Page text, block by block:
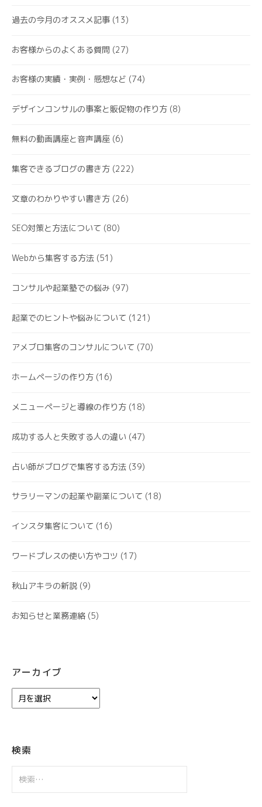
過去の今月のオススメ記事 (13)
お客様からのよくある質問 (27)
お客様の実績・実例・感想など (74)
デザインコンサルの事案と販促物の作り方 (8)
無料の動画講座と音声講座 (6)
集客できるブログの書き方 (222)
文章のわかりやすい書き方 (26)
SEO対策と方法について (80)
Webから集客する方法 (51)
コンサルや起業塾での悩み (97)
起業でのヒントや悩みについて (121)
アメブロ集客のコンサルについて (70)
ホームページの作り方 (16)
メニューページと導線の作り方 (18)
成功する人と失敗する人の違い (47)
占い師がブログで集客する方法 (39)
サラリーマンの起業や副業について (18)
インスタ集客について (16)
ワードプレスの使い方やコツ (17)
秋山アキラの新説 (9)
お知らせと業務連絡 (5)
アーカイブ
ー
ブ
検索
索: